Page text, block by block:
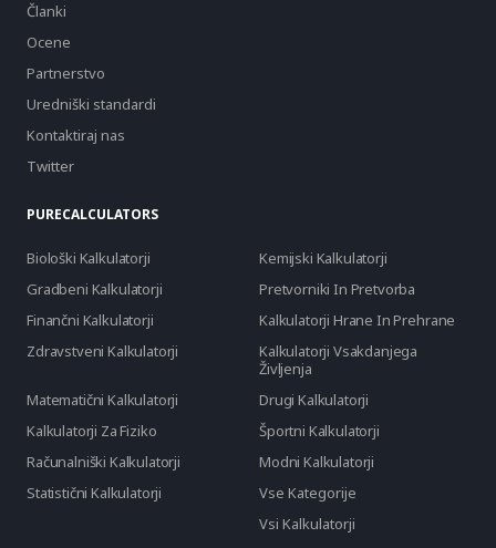
Članki
Ocene
Partnerstvo
Uredniški standardi
Kontaktiraj nas
Twitter
PURECALCULATORS
Biološki Kalkulatorji
Kemijski Kalkulatorji
Gradbeni Kalkulatorji
Pretvorniki In Pretvorba
Finančni Kalkulatorji
Kalkulatorji Hrane In Prehrane
Zdravstveni Kalkulatorji
Kalkulatorji Vsakdanjega
Življenja
Matematični Kalkulatorji
Drugi Kalkulatorji
Kalkulatorji Za Fiziko
Športni Kalkulatorji
Računalniški Kalkulatorji
Modni Kalkulatorji
Statistični Kalkulatorji
Vse Kategorije
Vsi Kalkulatorji